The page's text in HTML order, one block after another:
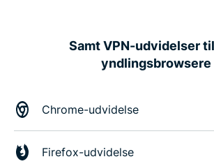
Samt VPN-udvidelser
yndlingsbrowsere
Chrome-udvidelse
Firefox-udvidelse